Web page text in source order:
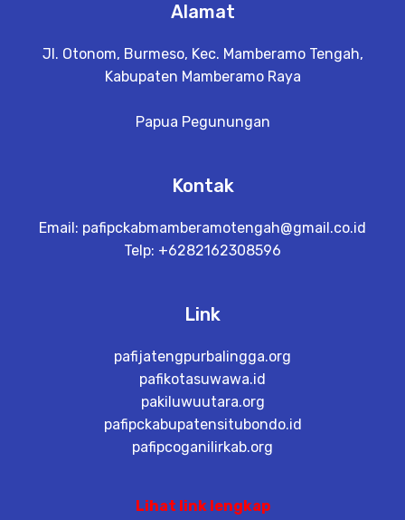
Alamat
Jl. Otonom, Burmeso, Kec. Mamberamo Tengah,
Kabupaten Mamberamo Raya
Papua Pegunungan
Kontak
Email: pafipckabmamberamotengah@gmail.co.id
Telp: +6282162308596
Link
pafijatengpurbalingga.org
pafikotasuwawa.id
pakiluwuutara.org
pafipckabupatensitubondo.id
pafipcoganilirkab.org
Lihat link lengkap